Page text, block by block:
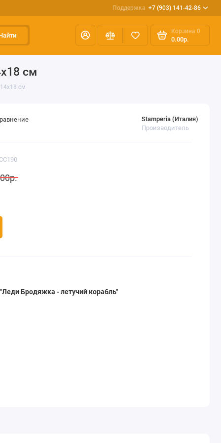
Поддержка +7 (903) 141-42-86
Корзина 0
0.00р.
см
см
Stamperia (Италия)
Производитель
Бродяжка - летучий корабль"